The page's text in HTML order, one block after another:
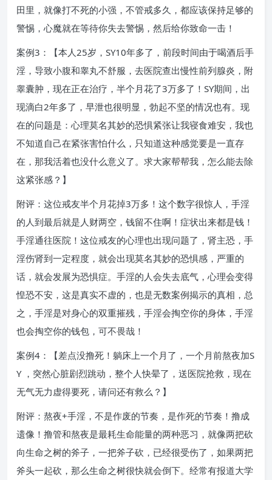
田里，就像打不死的小强，不管戒多久，都应该保持足够的
警惕，心魔就在等待你失去警惕，然后给你致命一击！
案例3：【本人25岁，SY10年多了，前段时间由于喝酒后手
淫，导致小腹和睾丸不舒服，去医院查出慢性前列腺炎，附
睾囊肿，现在正在治疗，半个月花了3万多了！SY期间，出
现滴白2年多了，早泄也很明显，勃起不坚的情况也有。现
在的问题是：心理莫名其妙的恐惧紧张让我寝食难安，我也
不知道自己在紧张害怕什么，只知道这种感觉要是一直存
在，那我活着也没什么意义了。求大家帮帮我，怎么能去除
这紧张感？】
附评：这位戒友半个月花掉3万多！这个数字很惊人，手淫
的人到最后就是人财两空，钱留不住啊！症状出来都是钱！
手淫通往医院！这位戒友的心理也出现问题了，肾主恐，手
淫伤肾到一定程度，就会出现莫名其妙的恐惧感，严重的
话，就会发展为恐惧症。手淫的人会失去底气，心理会变得
惶恐不安，这是真实不虚的，也是无数案例揭示的真相，总
之，手淫是对身心的双重摧残，手淫会掏空你的身体，手淫
也会掏空你的钱包，可不畏哉！
案例4：【差点没撸死！躺床上一个月了，一个月前熬夜加S
Y ，突然心脏剧烈跳动，整个人快晕了，送医院抢救，现在
无气无力虚得要死，请问还有救么？】
附评：熬夜+手淫，不是作废的节奏，是作死的节奏！撸成
遗像！撸管和熬夜是最耗生命能量的两种恶习，就像两把砍
向生命之树的斧子，一把斧子砍，已经很受伤了，如果两把
斧头一起砍，那么生命之树很快就会倒下。经常有报道大学